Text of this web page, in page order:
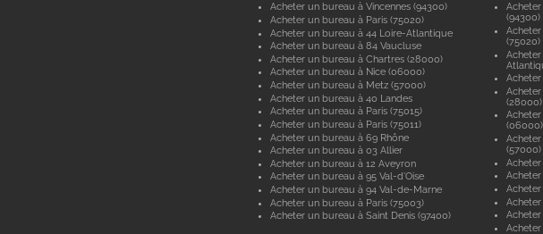
Acheter un bureau à Vincennes (94300)
Acheter un bureau à Paris (75020)
Acheter un bureau à 44 Loire-Atlantique
Acheter un bureau à 84 Vaucluse
Acheter un bureau à Chartres (28000)
Acheter un bureau à Nice (06000)
Acheter un bureau à Metz (57000)
Acheter un bureau à 40 Landes
Acheter un bureau à Paris (75015)
Acheter un bureau à Paris (75011)
Acheter un bureau à 69 Rhône
Acheter un bureau à 03 Allier
Acheter un bureau à 12 Aveyron
Acheter un bureau à 95 Val-d'Oise
Acheter un bureau à 94 Val-de-Marne
Acheter un bureau à Paris (75003)
Acheter un bureau à Saint Denis (97400)
(94300)
(75020)
(28000)
(06000)
(57000)